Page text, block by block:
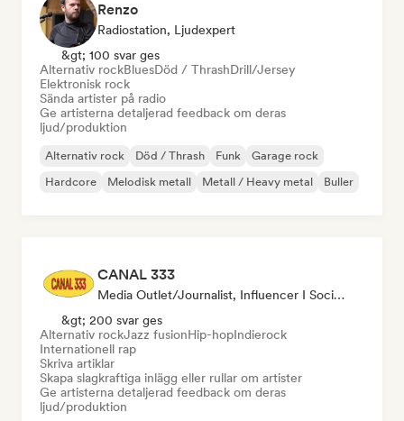
Renzo
Radiostation, Ljudexpert
&gt; 100 svar ges
Alternativ rockBluesDöd / ThrashDrill/Jersey
Elektronisk rock
Sända artister på radio
Ge artisterna detaljerad feedback om deras
ljud/produktion
Alternativ rock Död / Thrash Funk
Garage rock
Hardcore
Melodisk metall Metall / Heavy metal Buller
CANAL 333
Media Outlet/Journalist, Influencer I Sociala Medier, Ljudexpert
&gt; 200 svar ges
Alternativ rockJazz fusionHip-hopIndierock
Internationell rap
Skriva artiklar
Skapa slagkraftiga inlägg eller rullar om artister
Ge artisterna detaljerad feedback om deras
ljud/produktion